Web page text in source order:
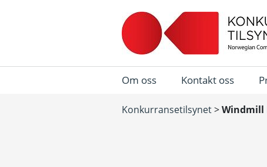
Om oss Kontakt oss
Konkurransetilsynet>Windmill